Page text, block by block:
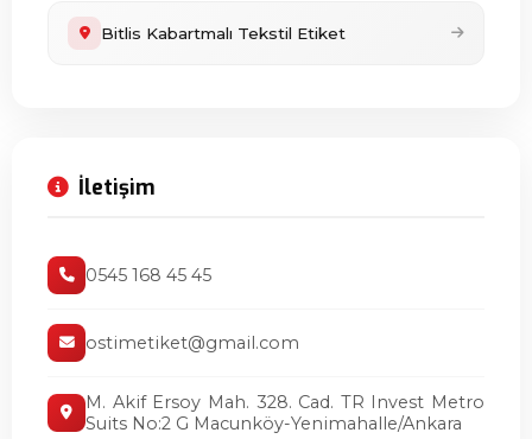
Bitlis Kabartmalı Tekstil Etiket
İletişim
0545 168 45 45
ostimetiket@gmail.com
M. Akif Ersoy Mah. 328. Cad. TR Invest Metro
Suits No:2 G Macunköy-Yenimahalle/Ankara